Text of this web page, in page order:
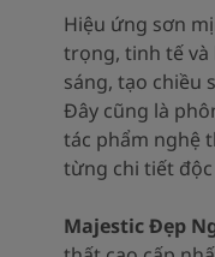
Hiệu ứng sơn
trọng, tinh tế và
sáng, tạo chiều
Đây cũng là
tác phẩm nghệ
từng chi tiết
Majestic Đẹp